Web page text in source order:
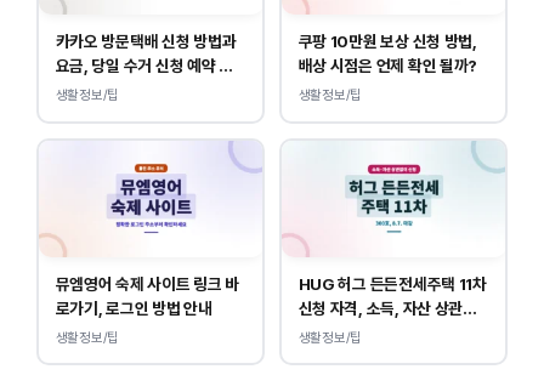
카카오 방문택배 신청 방법과
요금, 당일 수거 신청 예약 안
내
생활정보/팁
쿠팡 10만원 보상 신청 방법,
배상 시점은 언제 확인 될까?
생활정보/팁
뮤엠영어 숙제 사이트 링크 바
로가기, 로그인 방법 안내
생활정보/팁
HUG 허그 든든전세주택 11차
신청 자격, 소득, 자산 상관없
이 가능합니다.
생활정보/팁